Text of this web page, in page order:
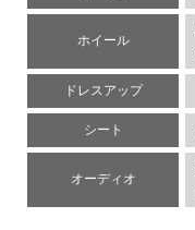
ホイール
ドレスアップ
シート
オーディオ